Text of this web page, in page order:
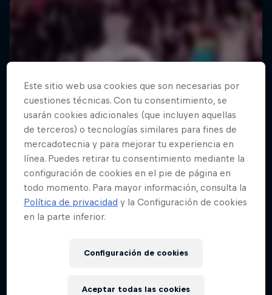
Este sitio web usa cookies que son necesarias por
cuestiones técnicas. Con tu consentimiento, se
usarán cookies adicionales (que incluyen aquellas
de terceros) o tecnologías similares para fines de
mercadotecnia y para mejorar tu experiencia en
línea. Puedes retirar tu consentimiento mediante la
configuración de cookies en el pie de página en
todo momento. Para mayor información, consulta la
Política de privacidad y la Configuración de cookies
en la parte inferior.
Configuración de cookies
Aceptar todas las cookies